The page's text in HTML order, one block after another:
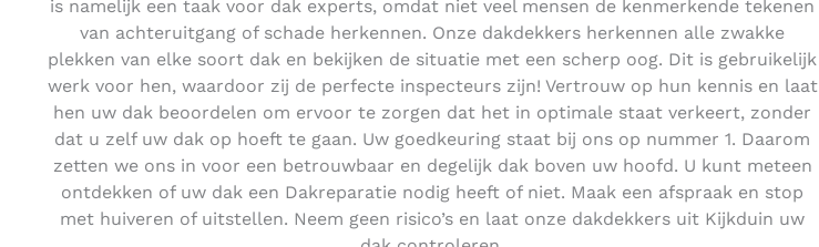
is namelijk een taak voor dak experts, omdat niet veel mensen de kenmerkende tekenen
van achteruitgang of schade herkennen. Onze dakdekkers herkennen alle zwakke
plekken van elke soort dak en bekijken de situatie met een scherp oog. Dit is gebruikelijk
werk voor hen, waardoor zij de perfecte inspecteurs zijn! Vertrouw op hun kennis en laat
hen uw dak beoordelen om ervoor te zorgen dat het in optimale staat verkeert, zonder
dat u zelf uw dak op hoeft te gaan. Uw goedkeuring staat bij ons op nummer 1. Daarom
zetten we ons in voor een betrouwbaar en degelijk dak boven uw hoofd. U kunt meteen
ontdekken of uw dak een Dakreparatie nodig heeft of niet. Maak een afspraak en stop
met huiveren of uitstellen. Neem geen risico’s en laat onze dakdekkers uit Kijkduin uw